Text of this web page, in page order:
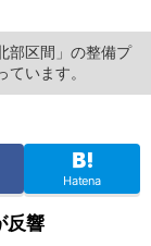
部区間」の整備プ
います。
Hatena
反響